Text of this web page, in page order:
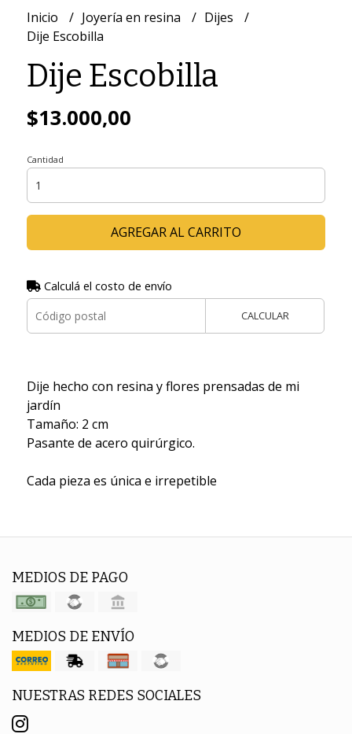
Inicio Joyería en resina
Dijes
Dije Escobilla
Dije Escobilla
$13.000,00
Cantidad
AGREGAR AL CARRITO
Calculá el costo de envío
CALCULAR
Dije hecho con resina y flores prensadas de mi
jardín
Tamaño: 2 cm
Pasante de acero quirúrgico.
Cada pieza es única e irrepetible
MEDIOS DE PAGO
MEDIOS DE ENVÍO
NUESTRAS REDES SOCIALES